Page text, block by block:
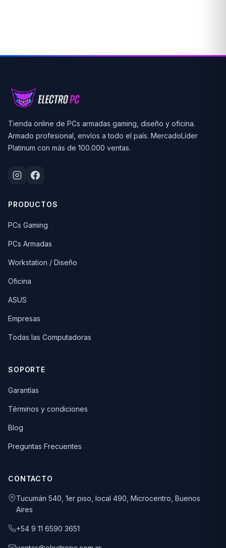
Tienda online de PCs armadas gaming, diseño y oficina.
Armado profesional, envíos a todo el país. MercadoLíder
Platinum con más de 100.000 ventas.
PRODUCTOS
PCs Gaming
PCs Armadas
Workstation / Diseño
Oficina
ASUS
Empresas
Todas las Computadoras
SOPORTE
Garantías
Términos y condiciones
Blog
Preguntas Frecuentes
CONTACTO
Tucumán 540, 1er piso, local 490, Microcentro, Buenos
Aires
+54 9 11 6590 3651